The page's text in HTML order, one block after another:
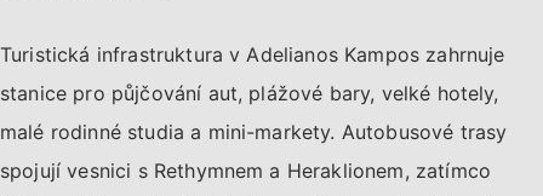
Turistická infrastruktura v Adelianos Kampos zahrnuje
stanice pro půjčování aut, plážové bary, velké hotely,
malé rodinné studia a mini-markety. Autobusové trasy
spojují vesnici s Rethymnem a Heraklionem, zatímco